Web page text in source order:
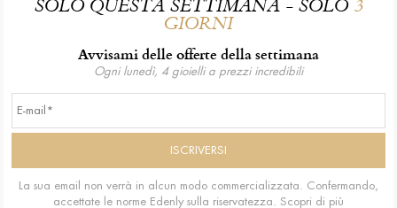
SOLO QUESTA SETTIMANA - SOLO3
GIORNI
Avvisami delle offerte della settimana
Ogni lunedì, 4 gioielli a prezzi incredibili
La sua email non verrà in alcun modo commercializzata. Confermando,
accettate le norme Edenly sulla riservatezza. Scopri di più